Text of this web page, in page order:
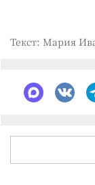
Текст: Мария